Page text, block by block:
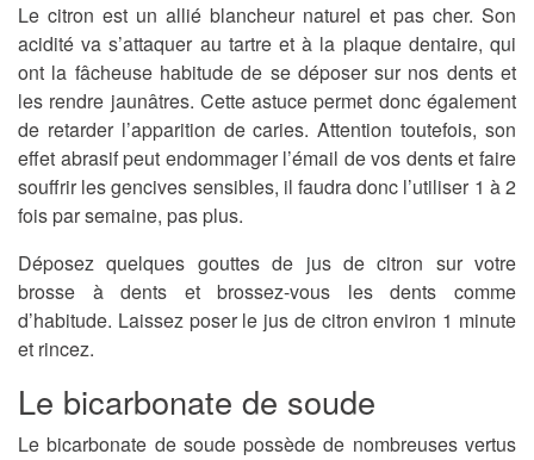
Le citron est un allié blancheur naturel et pas cher. Son
acidité va s’attaquer au tartre et à la plaque dentaire, qui
ont la fâcheuse habitude de se déposer sur nos dents et
les rendre jaunâtres. Cette astuce permet donc également
de retarder l’apparition de caries. Attention toutefois, son
effet abrasif peut endommager l’émail de vos dents et faire
souffrir les gencives sensibles, il faudra donc l’utiliser 1 à 2
fois par semaine, pas plus.
Déposez quelques gouttes de jus de citron sur votre
brosse à dents et brossez-vous les dents comme
d’habitude. Laissez poser le jus de citron environ 1 minute
et rincez.
Le bicarbonate de soude
Le bicarbonate de soude possède de nombreuses vertus